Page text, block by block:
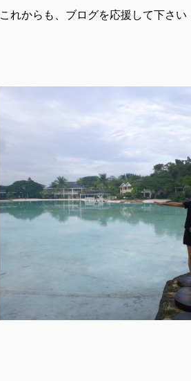
これからも、ブログを応援して下さい